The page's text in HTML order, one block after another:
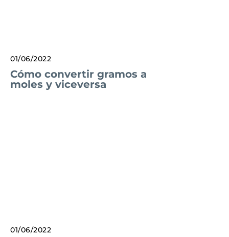
01/06/2022
Cómo convertir gramos a
moles y viceversa
01/06/2022